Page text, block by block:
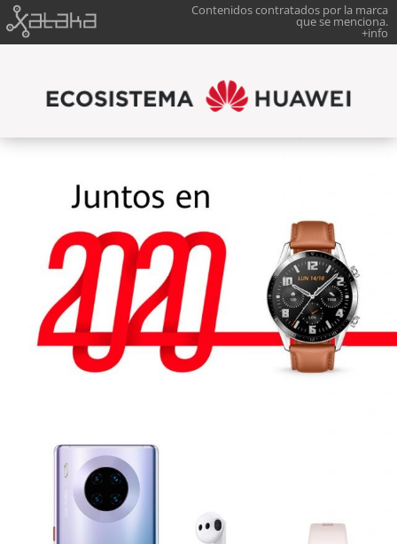
Contenidos contratados por la marca
que se menciona.
+info